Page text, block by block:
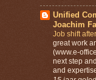
Unified
Joachim
Job shift
great work
(www.e-
next step
and expertise